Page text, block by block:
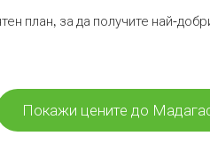
план, за да получите най-
Покажи цените до